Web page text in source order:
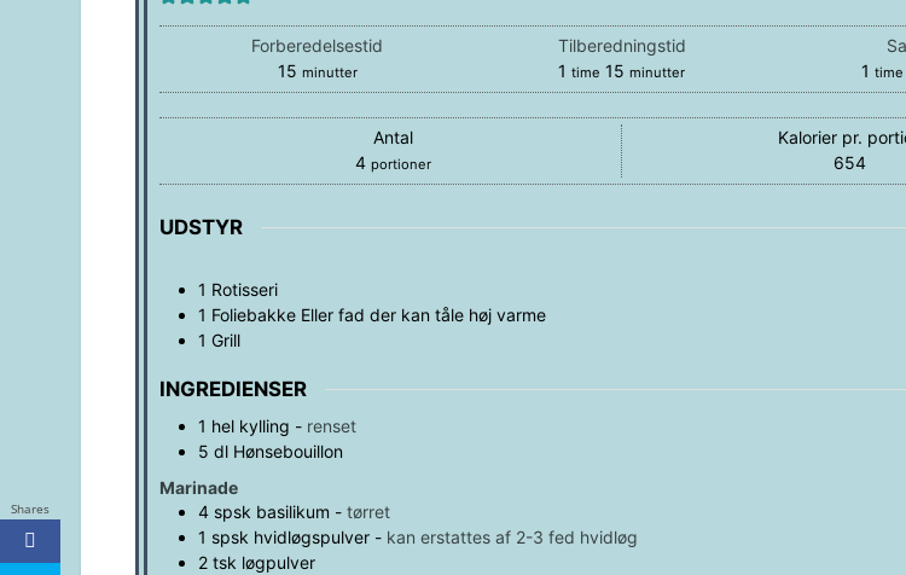
Forberedelsestid
15minutter
minutter
Tilberedningstid
1 time
time 15 minutter
minutter
1 time
time
Antal
4 portioner
Kalorier pr.
654
UDSTYR
1 Rotisseri
1 Foliebakke Eller fad der kan tåle høj varme
1 Grill
INGREDIENSER
1 hel kylling - renset
5 dl Hønsebouillon
Marinade
4 spsk basilikum - tørret
1 spsk hvidløgspulver- kan erstattes af 2-3 fed hvidløg
2 tsk løgpulver
Shares